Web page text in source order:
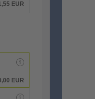
EUR
EUR